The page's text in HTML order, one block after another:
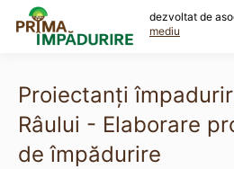
content
dezvoltat de
mediu
Proiectanți
Râului - Elaborare
de împădurire